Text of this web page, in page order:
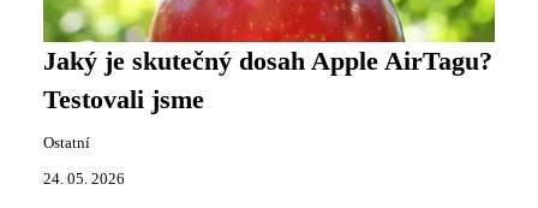
Jaký je skutečný dosah Apple AirTagu?
Testovali jsme
Ostatní
24. 05. 2026